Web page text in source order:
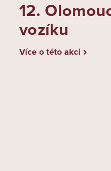
12.
vozíku
Více o této akci